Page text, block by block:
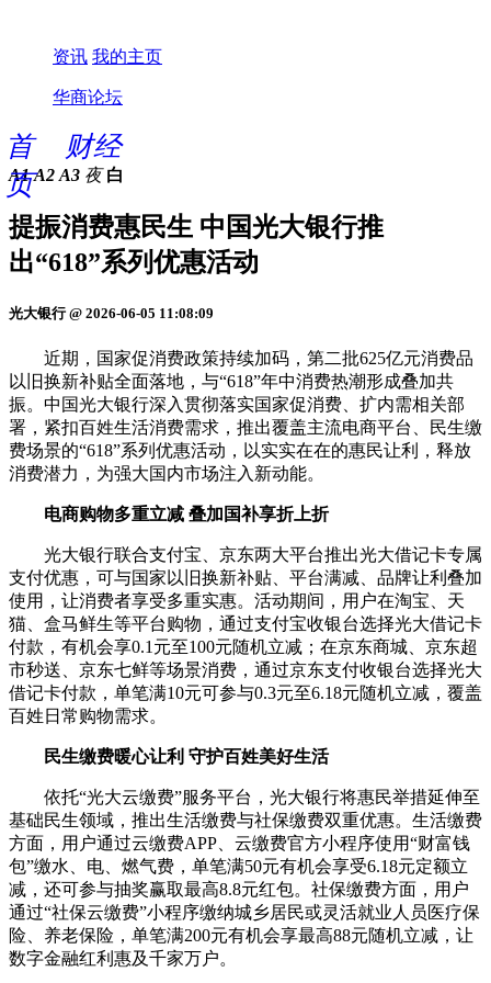
资讯 我的主页
华商论坛
首
页
财经
A1 A2 A3 夜 白
提振消费惠民生 中国光大银行推
出“618”系列优惠活动
光大银行 @ 2026-06-05 11:08:09
近期，国家促消费政策持续加码，第二批625亿元消费品
以旧换新补贴全面落地，与“618”年中消费热潮形成叠加共
振。中国光大银行深入贯彻落实国家促消费、扩内需相关部
署，紧扣百姓生活消费需求，推出覆盖主流电商平台、民生缴
费场景的“618”系列优惠活动，以实实在在的惠民让利，释放
消费潜力，为强大国内市场注入新动能。
电商购物多重立减 叠加国补享折上折
光大银行联合支付宝、京东两大平台推出光大借记卡专属
支付优惠，可与国家以旧换新补贴、平台满减、品牌让利叠加
使用，让消费者享受多重实惠。活动期间，用户在淘宝、天
猫、盒马鲜生等平台购物，通过支付宝收银台选择光大借记卡
付款，有机会享0.1元至100元随机立减；在京东商城、京东超
市秒送、京东七鲜等场景消费，通过京东支付收银台选择光大
借记卡付款，单笔满10元可参与0.3元至6.18元随机立减，覆盖
百姓日常购物需求。
民生缴费暖心让利 守护百姓美好生活
依托“光大云缴费”服务平台，光大银行将惠民举措延伸至
基础民生领域，推出生活缴费与社保缴费双重优惠。生活缴费
方面，用户通过云缴费APP、云缴费官方小程序使用“财富钱
包”缴水、电、燃气费，单笔满50元有机会享受6.18元定额立
减，还可参与抽奖赢取最高8.8元红包。社保缴费方面，用户
通过“社保云缴费”小程序缴纳城乡居民或灵活就业人员医疗保
险、养老保险，单笔满200元有机会享最高88元随机立减，让
数字金融红利惠及千家万户。